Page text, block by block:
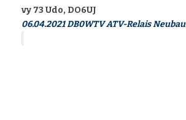
vy 73 Udo, DO6UJ
06.04.2021 DB0WTV ATV-Relais Neubau